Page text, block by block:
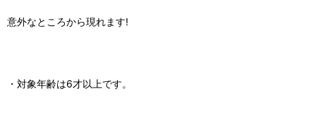
意外なところから現れます!
・対象年齢は6才以上です。